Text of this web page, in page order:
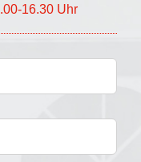
16.30 Uhr